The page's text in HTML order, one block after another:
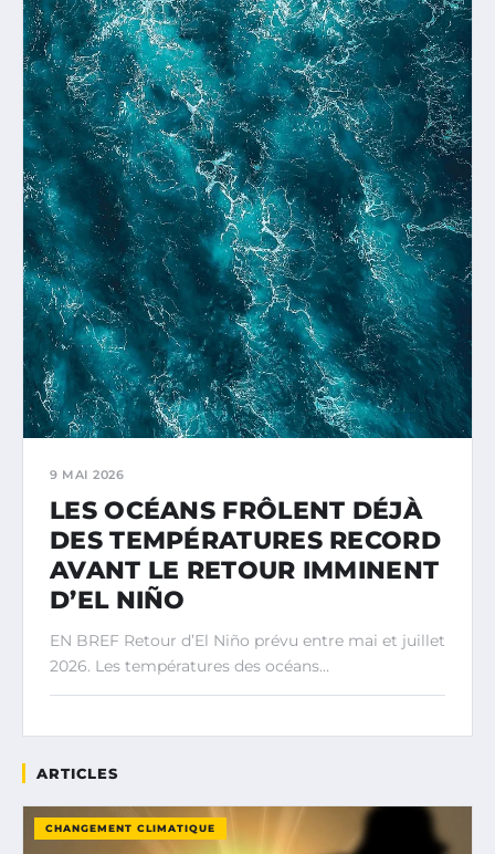
9 MAI 2026
LES OCÉANS FRÔLENT DÉJÀ
DES TEMPÉRATURES RECORD
AVANT LE RETOUR IMMINENT
D’EL NIÑO
EN BREF Retour d’El Niño prévu entre mai et juillet
2026. Les températures des océans…
ARTICLES
CHANGEMENT CLIMATIQUE